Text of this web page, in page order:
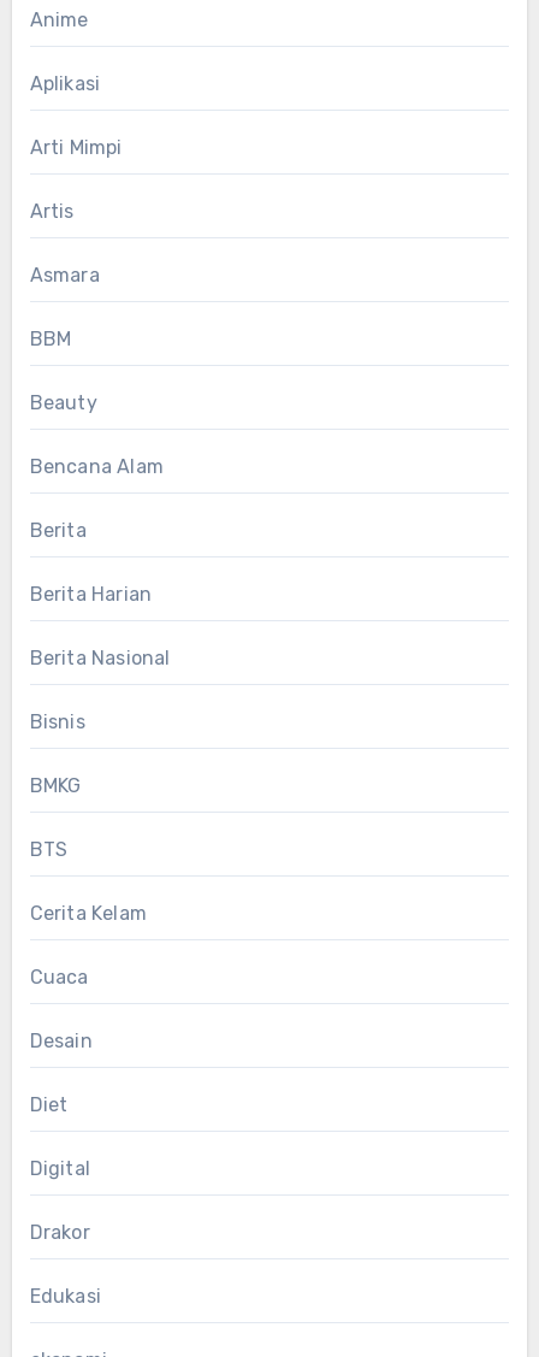
Anime
Aplikasi
Arti Mimpi
Artis
Asmara
BBM
Beauty
Bencana Alam
Berita
Berita Harian
Berita Nasional
Bisnis
BMKG
BTS
Cerita Kelam
Cuaca
Desain
Diet
Digital
Drakor
Edukasi